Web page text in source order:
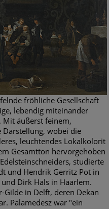
fröhliche Gesellschaft
lebendig miteinander
Mit äußerst feinem,
Darstellung, wobei die
leuchtendes Lokalkolorit
Gesamtton hervorgehoben
studierte
und Hendrik Gerritz Pot in
Dirk Hals in Haarlem.
in Delft, deren Dekan
Palamedesz war "ein